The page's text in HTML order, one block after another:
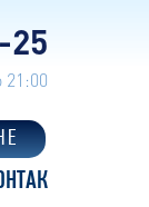
25
21:00